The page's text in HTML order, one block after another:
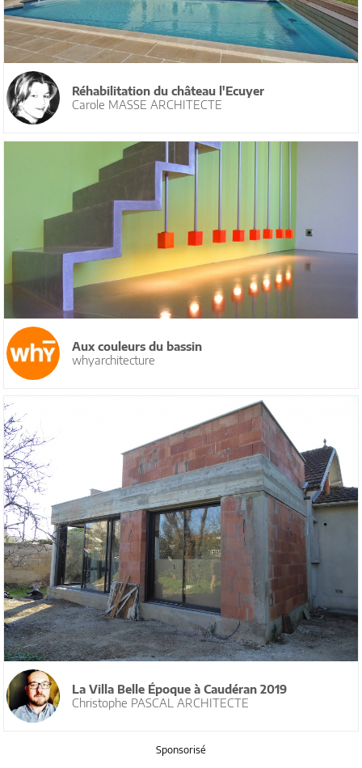
Réhabilitation du château l'Ecuyer
Carole MASSE ARCHITECTE
Aux couleurs du bassin
whyarchitecture
La Villa Belle Époque à Caudéran 2019
Christophe PASCAL ARCHITECTE
Sponsorisé